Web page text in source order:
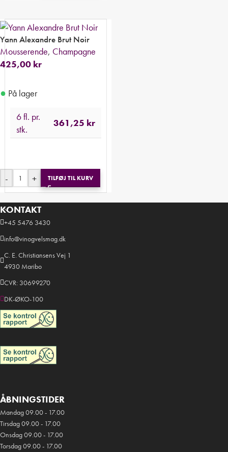
Yann Alexandre Brut Noir
Mousserende, Champagne
425,00 kr
● På lager
6 fl. pr.
stk.
361,25 kr
- + TILFØJ TIL KURV
KONTAKT
+45 5476 3430
info@vinogvelsmag.dk
C. E. Christiansens Vej 1
4930 Maribo
CVR: 30699270
DK-ØKO-100
ÅBNINGSTIDER
Mandag 09.00 - 17.00
Tirsdag 09.00 - 17.00
Onsdag 09.00 - 17.00
Torsdag 09.00 - 17.00